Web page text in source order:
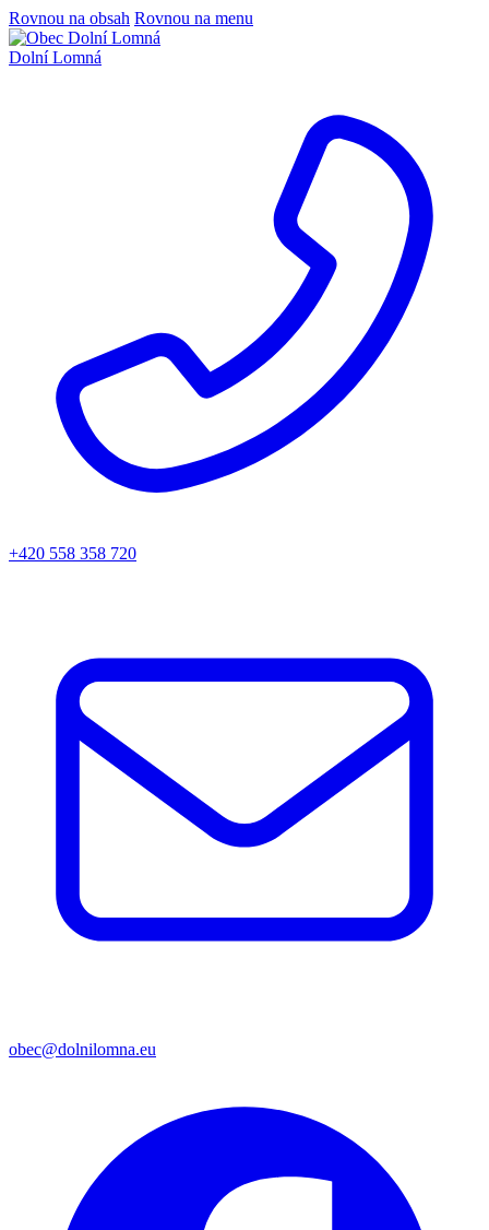
Rovnou na obsah Rovnou na menu
Dolní Lomná
+420 558 358 720
obec@dolnilomna.eu